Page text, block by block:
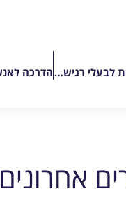
משלוח מנות לבעלי רגישויות שונות
אחרונים